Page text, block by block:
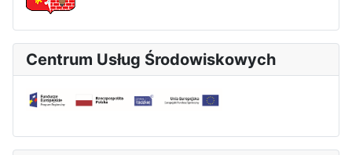
Centrum Usług Środowiskowych